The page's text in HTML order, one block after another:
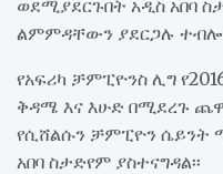
ወደሚያደርጉበት አዲስ አበባ
ልምምዳቸውን ያደርጋሉ ተብሎ
የአፍሪካ ቻምፒዮንስ ሊግ
ቅዳሜ እና እሁድ በሚደረጉ
የሲሸልሱን ቻምፒዮን ሴይንት
አበባ ስታድየም ያስተናግዳል፡፡